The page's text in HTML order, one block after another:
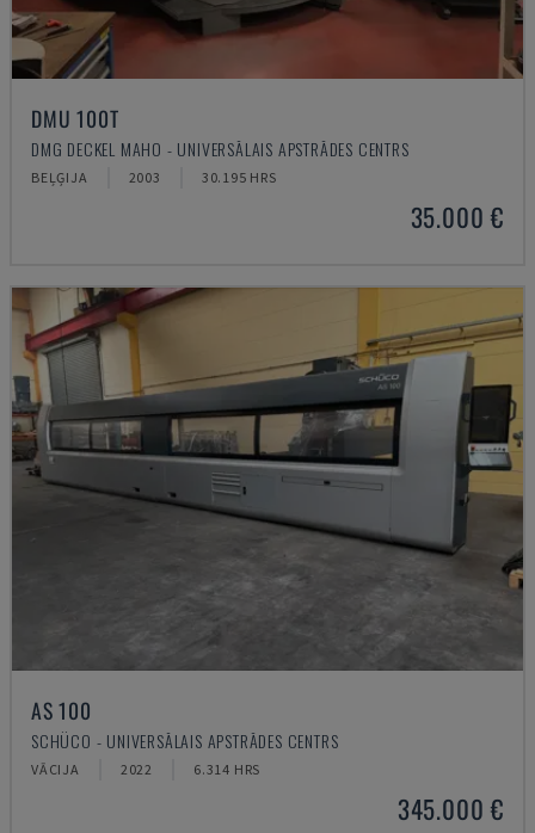
DMU 100T
DMG DECKEL MAHO - UNIVERSĀLAIS APSTRĀDES CENTRS
BEĻĢIJA 2003 30.195 HRS
35.000 €
AS 100
SCHÜCO - UNIVERSĀLAIS APSTRĀDES CENTRS
VĀCIJA 2022 6.314 HRS
345.000 €